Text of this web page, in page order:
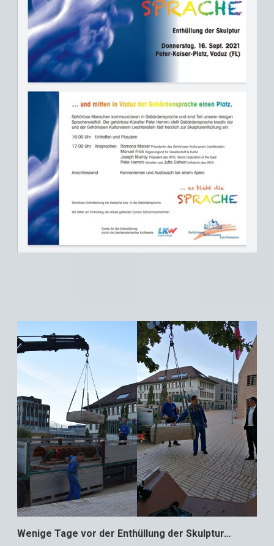
Wenige Tage vor der Enthüllung der Skulptur…